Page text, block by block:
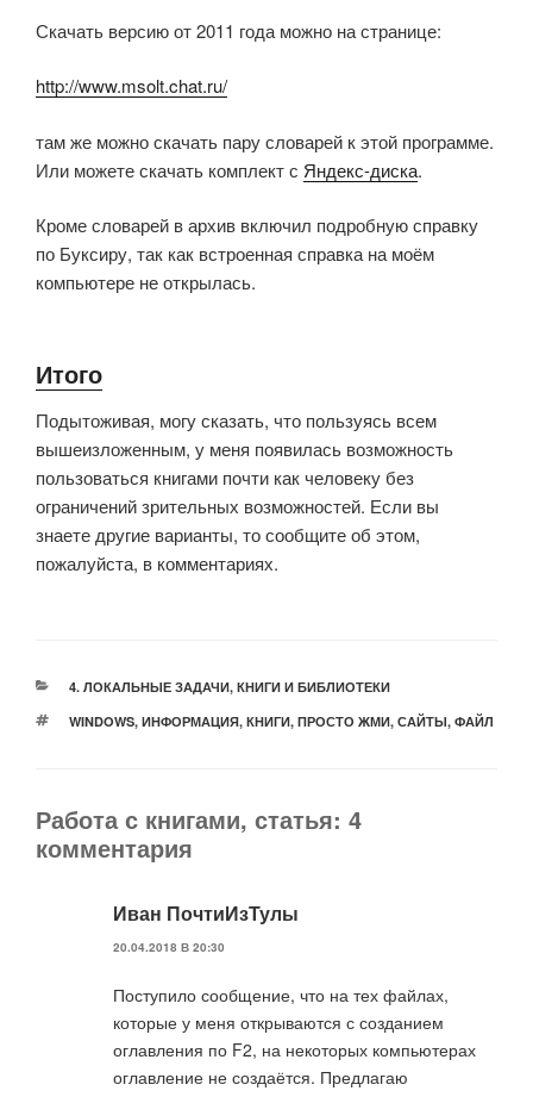
Скачать версию от 2011 года можно на странице:
http://www.msolt.chat.ru/
там же можно скачать пару словарей к этой программе.
Или можете скачать комплект с Яндекс-диска.
Кроме словарей в архив включил подробную справку
по Буксиру, так как встроенная справка на моём
компьютере не открылась.
Итого
Подытоживая, могу сказать, что пользуясь всем
вышеизложенным, у меня появилась возможность
пользоваться книгами почти как человеку без
ограничений зрительных возможностей. Если вы
знаете другие варианты, то сообщите об этом,
пожалуйста, в комментариях.
РУБРИКИ
4. ЛОКАЛЬНЫЕ ЗАДАЧИ, КНИГИ И БИБЛИОТЕКИ
МЕТКИ
WINDOWS, ИНФОРМАЦИЯ, КНИГИ, ПРОСТО ЖМИ, САЙТЫ, ФАЙЛ
Работа с книгами, статья: 4
комментария
Иван ПочтиИзТулы
20.04.2018 В 20:30
Поступило сообщение, что на тех файлах,
которые у меня открываются с созданием
оглавления по F2, на некоторых компьютерах
оглавление не создаётся. Предлагаю